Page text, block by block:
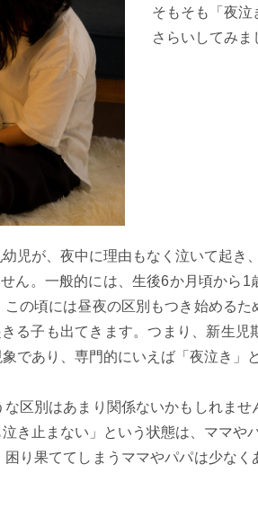
そもそも「夜泣
さらいしてみま
児が、夜中に理由もなく泣いて起き
ん。一般的には、生後6か月頃から
の頃には昼夜の区別もつき始める
る子も出てきます。つまり、新生
であり、専門的にいえば「夜泣き」
区別はあまり関係ないかもしれませ
き止まない」という状態は、ママや
り果ててしまうママやパパは少な